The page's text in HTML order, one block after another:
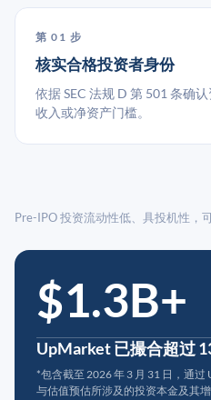
第 01 步
核实合格投资者身份
依据 SEC 法规 D 第 501 条确
收入或净资产门槛。
Pre-IPO 投资流动性低、具投机性，
$1.3B+
UpMarket 已撮合超过
*包含截至 2026 年 3 月 31 日，通
与估值预估所涉及的投资本金及其